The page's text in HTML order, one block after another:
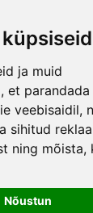
ja muid
et
veebisaidil,
sihitud
ning mõista,
Nõustun